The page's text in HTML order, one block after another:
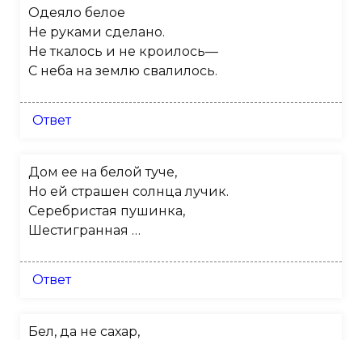
Одеяло белое
Не руками сделано.
Не ткалось и не кроилось—
С неба на землю свалилось.
Ответ
Дом ее на белой туче,
Но ей страшен солнца лучик.
Серебристая пушинка,
Шестигранная …
Ответ
Бел, да не сахар,